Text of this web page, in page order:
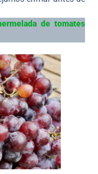
de tomates